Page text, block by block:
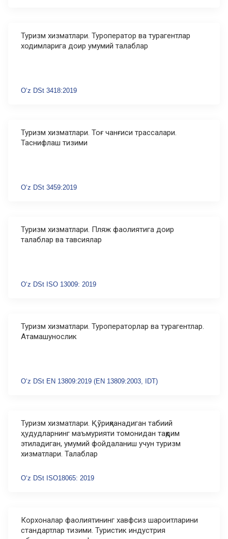
Туризм хизматлари. Туроператор ва турагентлар
ходимларига доир умумий талаблар
Oʻz DSt 3418:2019
Туризм хизматлари. Тоғ чанғиси трассалари.
Таснифлаш тизими
Oʻz DSt 3459:2019
Туризм хизматлари. Пляж фаолиятига доир
талаблар ва тавсиялар
Oʻz DSt ISO 13009: 2019
Туризм хизматлари. Туроператорлар ва турагентлар.
Атамашунослик
Oʻz DSt EN 13809:2019 (EN 13809:2003, IDT)
Туризм хизматлари. Қўриқланадиган табиий
ҳудудларнинг маъмурияти томонидан тақдим
этиладиган, умумий фойдаланиш учун туризм
хизматлари. Талаблар
Oʻz DSt ISO18065: 2019
Корхоналар фаолиятининг хавфсиз шароитларини
стандартлар тизими. Туристик индустрия